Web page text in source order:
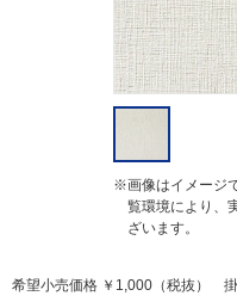
※画像はイメージ
覧環境により、
ざいます。
希望小売価格 ￥1,000（税抜）